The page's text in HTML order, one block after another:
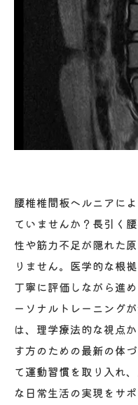
腰椎椎間板ヘルニアに
ていませんか？長引く
性や筋力不足が隠れた
りません。医学的な根
丁寧に評価しながら進
ーソナルトレーニング
は、理学療法的な視点
す方のための最新の体
て運動習慣を取り入れ
な日常生活の実現をサ